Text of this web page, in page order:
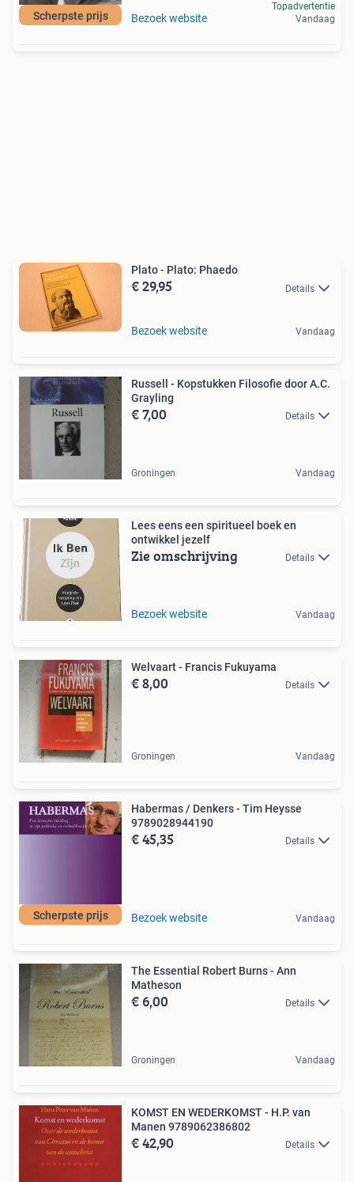
Scherpste prijs Bezoek website
Topadvertentie
Vandaag
Plato - Plato: Phaedo
€ 29,95 Details
Bezoek website Vandaag
Russell - Kopstukken Filosofie door A.C.
Grayling
€ 7,00 Details
Groningen Vandaag
Lees eens een spiritueel boek en
ontwikkel jezelf
Zie omschrijving Details
Bezoek website Vandaag
Welvaart - Francis Fukuyama
€ 8,00 Details
Groningen Vandaag
Scherpste prijs
Habermas / Denkers - Tim Heysse
9789028944190
€ 45,35 Details
Bezoek website Vandaag
The Essential Robert Burns - Ann
Matheson
€ 6,00 Details
Groningen Vandaag
KOMST EN WEDERKOMST - H.P. van
Manen 9789062386802
€ 42,90 Details